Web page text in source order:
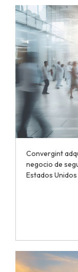
Convergint
negocio de
Estados Unidos